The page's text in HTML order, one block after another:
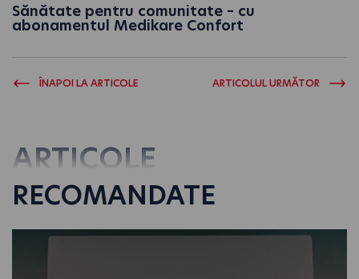
Sănătate pentru comunitate – cu
abonamentul Medikare Confort
ÎNAPOI LA ARTICOLE ARTICOLUL URMĂTOR
ARTICOLE
RECOMANDATE